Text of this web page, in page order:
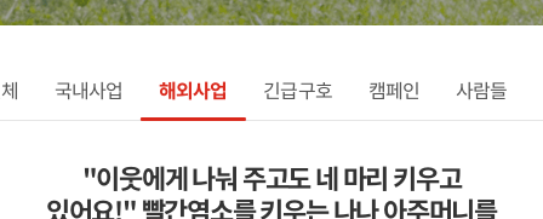
국내사업 해외사업 긴급구호 캠페인 사람들
"이웃에게 나눠 주고도 네 마리 키우고
있어요!" 빨간염소를 키우는 나나 아주머니를